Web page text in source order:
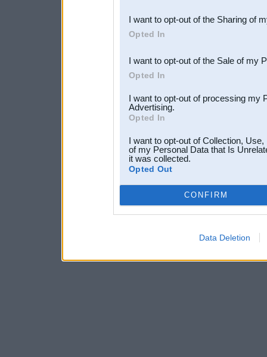
Downstream Participants
third parties.
I want to opt-out of the Sharing of
Opted In
I want to opt-out of the Sale of my
Opted In
I want to opt-out of processing my
Advertising.
Opted In
I want to opt-out of Collection,
of my Personal Data that Is
it was collected.
Opted Out
CONFIRM
Data Deletion